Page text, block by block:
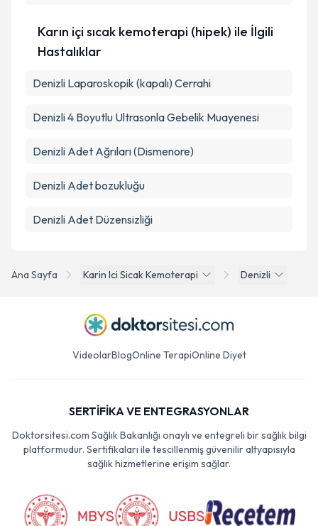
Ana Sayfa Karin Ici Sicak Kemoterapi Denizli
Karın içi sıcak kemoterapi (hipek) ile İlgili
Hastalıklar
Denizli Laparoskopik (kapalı) Cerrahi
Denizli 4 Boyutlu Ultrasonla Gebelik Muayenesi
Denizli Adet Ağrıları (Dismenore)
Denizli Adet bozukluğu
Denizli Adet Düzensizliği
VideolarBlogOnline TerapiOnline Diyet
SERTİFİKA VE ENTEGRASYONLAR
Doktorsitesi.com Sağlık Bakanlığı onaylı ve entegreli bir sağlık bilgi
platformudur. Sertifikaları ile tescillenmiş güvenilir altyapısıyla
sağlık hizmetlerine erişim sağlar.